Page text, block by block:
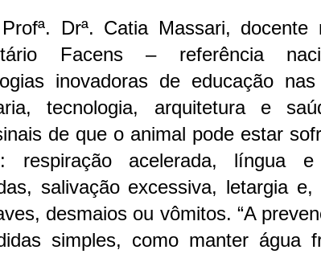
Drª. Catia Massari, docente
Facens – referência
inovadoras de educação
tecnologia, arquitetura e
de que o animal pode estar
respiração acelerada, língua e
salivação excessiva, letargia
desmaios ou vômitos. “A
simples, como manter água